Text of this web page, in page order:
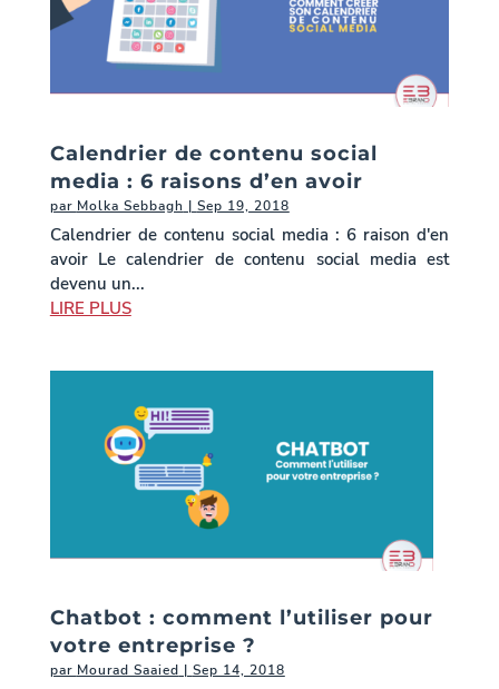
Calendrier de contenu social
media : 6 raisons d’en avoir
par Molka Sebbagh | Sep 19, 2018
Calendrier de contenu social media : 6 raison d'en
avoir Le calendrier de contenu social media est
devenu un...
LIRE PLUS
Chatbot : comment l’utiliser pour
votre entreprise ?
par Mourad Saaied | Sep 14, 2018